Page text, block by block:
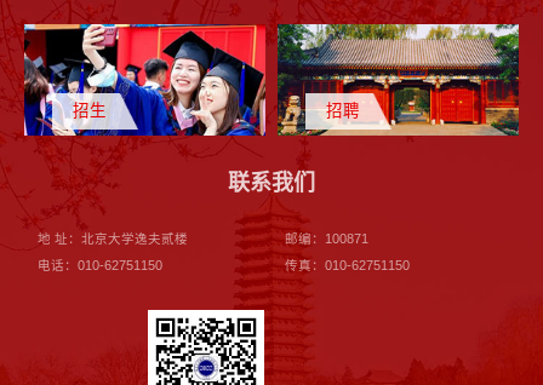
招生 招聘
联系我们
地 址：北京大学逸夫贰楼
邮编：100871
电话：010-62751150
传真：010-62751150